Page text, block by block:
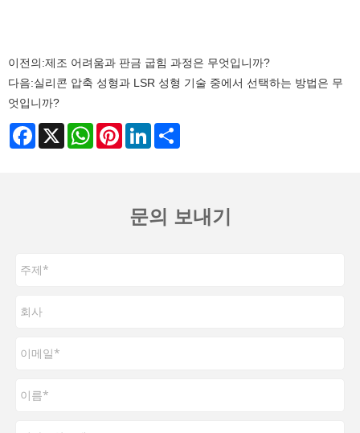
이전의:제조 어려움과 판금 굽힘 과정은 무엇입니까?
다음:실리콘 압축 성형과 LSR 성형 기술 중에서 선택하는 방법은 무
엇입니까?
Facebook
X WhatsAppPinterestLinkedIn
문의 보내기